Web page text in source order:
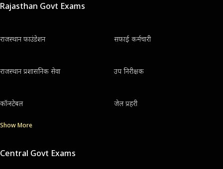
Rajasthan Govt Exams
राजस्थान फाउंडेशन सफाई कर्मचारी
राजस्थान प्रशासनिक सेवा उप निरीक्षक
कॉन्स्टेबल जेल प्रहरी
Show More
Central Govt Exams